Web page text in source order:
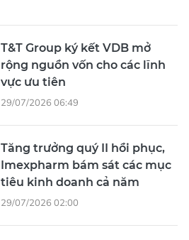
T&T Group ký kết VDB mở
rộng nguồn vốn cho các lĩnh
vực ưu tiên
29/07/2026 06:49
Tăng trưởng quý II hồi phục,
Imexpharm bám sát các mục
tiêu kinh doanh cả năm
29/07/2026 02:00